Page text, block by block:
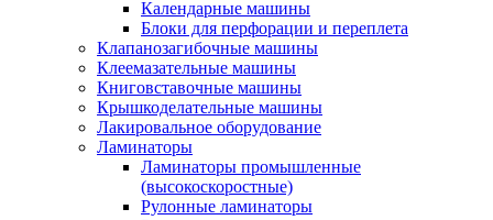
Календарные машины
Блоки для перфорации и переплета
Клапанозагибочные машины
Клеемазательные машины
Книговставочные машины
Крышкоделательные машины
Лакировальное оборудование
Ламинаторы
Ламинаторы промышленные
(высокоскоростные)
Рулонные ламинаторы